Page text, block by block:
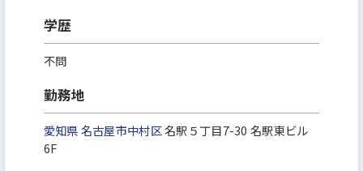
学歴
不問
勤務地
愛知県名古屋市中村区名駅５丁目7-30 名駅東ビル
6F